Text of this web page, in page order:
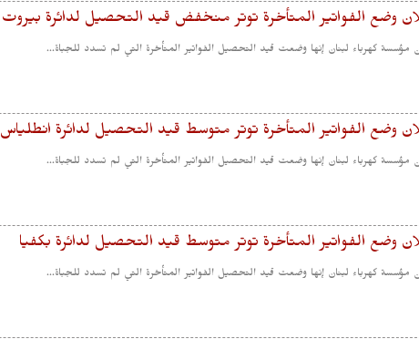
وضع الفواتير المتأخرة توتر منخفض قيد التحصيل لدائرة بيروت
مؤسسة كهرباء لبنان إنها وضعت قيد التحصيل الفواتير المتأخرة التي لم تسدد للجباة...
وضع الفواتير المتأخرة توتر متوسط قيد التحصيل لدائرة انطلياس
مؤسسة كهرباء لبنان إنها وضعت قيد التحصيل الفواتير المتأخرة التي لم تسدد للجباة...
وضع الفواتير المتأخرة توتر متوسط قيد التحصيل لدائرة بكفيا
مؤسسة كهرباء لبنان إنها وضعت قيد التحصيل الفواتير المتأخرة التي لم تسدد للجباة...